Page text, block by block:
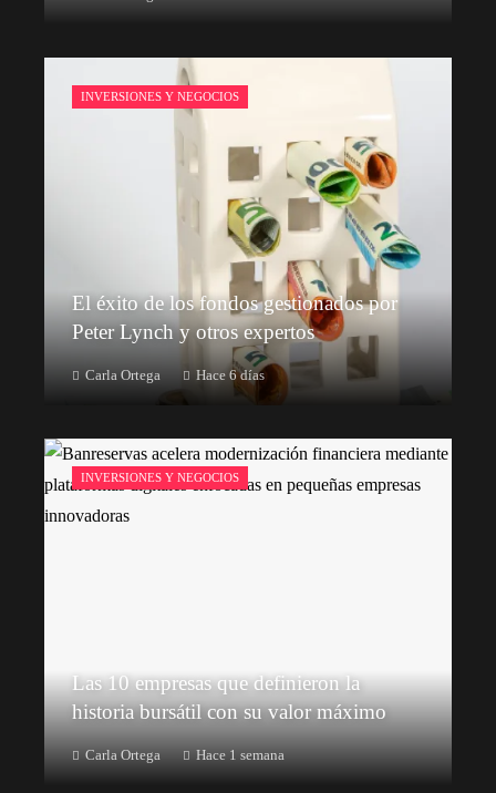
INVERSIONES Y NEGOCIOS
El éxito de los fondos gestionados por
Peter Lynch y otros expertos
Carla Ortega Hace 6 días
INVERSIONES Y NEGOCIOS
Las 10 empresas que definieron la
historia bursátil con su valor máximo
Carla Ortega Hace 1 semana